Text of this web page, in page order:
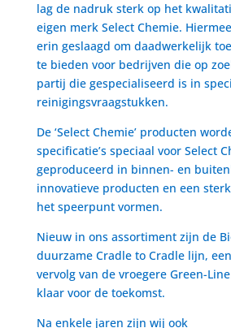
lag de nadruk sterk op het
eigen merk Select Chemie.
erin geslaagd om daadwerkelijk
te bieden voor bedrijven die op
partij die gespecialiseerd is in
reinigingsvraagstukken.
De ‘Select Chemie’ producten
specificatie’s speciaal voor Select
geproduceerd in binnen- en
innovatieve producten en een
het speerpunt vormen.
Nieuw in ons assortiment zijn de
duurzame Cradle to Cradle lijn,
vervolg van de vroegere Green-
klaar voor de toekomst.
Na enkele jaren zijn wij ook